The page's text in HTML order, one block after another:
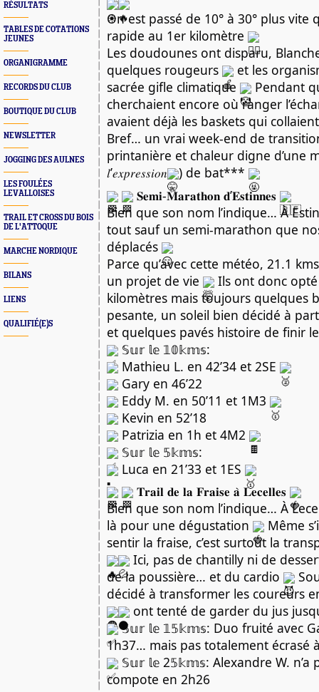
RÉSULTATS
TABLES DE COTATIONS
JEUNES
ORGANIGRAMME
RECORDS DU CLUB
BOUTIQUE DU CLUB
NEWSLETTER
JOGGING DES AULNES
LES FOULÉES
LEVALLOISES
TRAIL ET CROSS DU BOIS
DE L'ATTOQUE
MARCHE NORDIQUE
BILANS
LIENS
QUALIFIÉ(E)S
On est passé de 10° à 30° plus vite
rapide au 1er kilomètre
Les doudounes ont disparu,
quelques rougeurs
et les
sacrée gifle climatique
Pendant
cherchaient encore où ranger
avaient déjà les baskets qui
Bref… un vrai week-end de
printanière et chaleur digne d’une
𝑙’𝑒𝑥𝑝𝑟𝑒𝑠𝑠𝑖𝑜𝑛
) de bat***
𝐒𝐞𝐦𝐢-𝐌𝐚𝐫𝐚𝐭𝐡𝐨𝐧 𝐝’𝐄𝐬𝐭𝐢𝐧𝐧𝐞𝐬
Bien que son nom l’indique… À
tout sauf un semi-marathon que
déplacés
Parce qu’avec cette météo, 21.1
un projet de vie
Ils ont donc
kilomètres mais toujours quelques
pesante, un soleil bien décidé à
et quelques pavés histoire de finir
𝕊𝕦𝕣 𝕝𝕖 𝟙𝟘𝕜𝕞𝕤:
Mathieu L. en 42’34 et 2SE
Gary en 46’22
Eddy M. en 50’11 et 1M3
Kevin en 52’18
Patrizia en 1h et 4M2
𝕊𝕦𝕣 𝕝𝕖 𝟝𝕜𝕞𝕤:
Luca en 21’33 et 1ES
𝐓𝐫𝐚𝐢𝐥 𝐝𝐞 𝐥𝐚 𝐅𝐫𝐚𝐢𝐬𝐞 𝐚̀ 𝐋𝐞𝐜𝐞𝐥𝐥𝐞𝐬
Bien que son nom l’indique… À
là pour une dégustation
Même
sentir la fraise, c’est surtout la
Ici, pas de chantilly ni de
de la poussière… et du cardio
décidé à transformer les coureurs
ont tenté de garder du jus
𝕊𝕦𝕣 𝕝𝕖 𝟙𝟝𝕜𝕞𝕤: Duo fruité avec
1h37… mais pas totalement écrasé
𝕊𝕦𝕣 𝕝𝕖 2𝟝𝕜𝕞𝕤: Alexandre W. n’a
compote en 2h26